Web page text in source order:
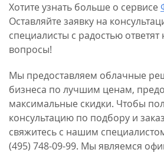
Хотите узнать больше о сервисе
Оставляйте заявку на
специалисты с радостью
вопросы!
Мы предоставляем облачные
бизнеса по лучшим ценам,
максимальные скидки. Чтобы
консультацию по подбору и
свяжитесь с нашим
(495) 748-09-99. Мы являемся